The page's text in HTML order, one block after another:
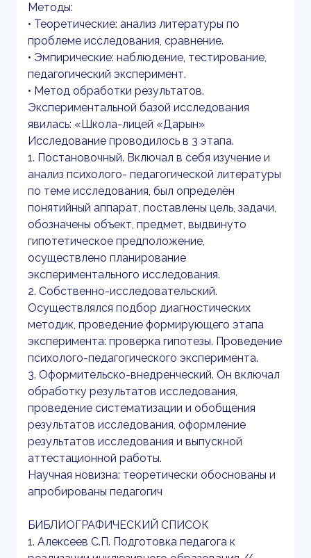
Методы:
• Теоретические: анализ литературы по
проблеме исследования, сравнение.
• Эмпирические: наблюдение, тестирование,
педагогический эксперимент.
• Метод обработки результатов.
Экспериментальной базой исследования
явилась: «Школа-лицей «Дарын»
Исследование проводилось в 3 этапа.
1. Постановочный. Включал в себя изучение и
анализ психолого- педагогической литературы
по теме исследования, был определён
понятийный аппарат, поставлены цель, задачи,
обозначены объект, предмет, выдвинуто
гипотетическое предположение,
осуществлено планирование
экспериментального исследования.
2. Собственно-исследовательский.
Осуществлялся подбор диагностических
методик, проведение формирующего этапа
эксперимента: проверка гипотезы. Проведение
психолого-педагогического эксперимента.
3. Оформительско-внедренческий. Он включал
обработку результатов исследования,
проведение систематизации и обобщения
результатов исследования, оформление
результатов исследования и выпускной
аттестационной работы.
Научная новизна: теоретически обоснованы и
апробированы педагогич
БИБЛИОГРАФИЧЕСКИЙ СПИСОК
1. Алексеев С.П. Подготовка педагога к